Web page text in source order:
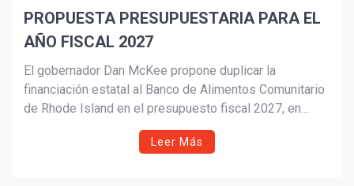
PROPUESTA PRESUPUESTARIA PARA EL
AÑO FISCAL 2027
El gobernador Dan McKee propone duplicar la
financiación estatal al Banco de Alimentos Comunitario
de Rhode Island en el presupuesto fiscal 2027, en
respuesta al aumento de la inseguridad alimentaria que
afecta a más de un tercio de los hogares del estado.
Leer Más